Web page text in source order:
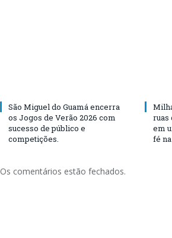
São Miguel do Guamá encerra
os Jogos de Verão 2026 com
sucesso de público e
competições.
ruas
em
fé
Os comentários estão fechados.